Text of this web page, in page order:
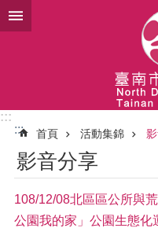
跳到主要內容區塊
:::
:::
首頁 活動集錦
影音分享
108/12/08北區區公所與
公園我的家」公園生態化